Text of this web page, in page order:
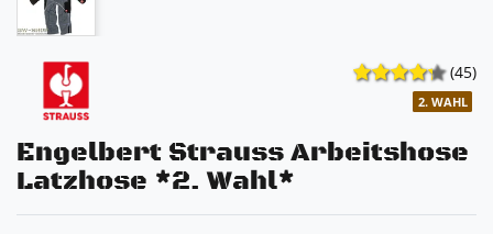
(45)
2. WAHL
Engelbert Strauss Arbeitshose
Latzhose *2. Wahl*